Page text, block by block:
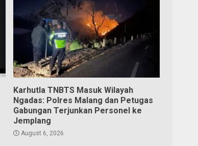
Karhutla TNBTS Masuk Wilayah
Ngadas: Polres Malang dan Petugas
Gabungan Terjunkan Personel ke
Jemplang
August 6, 2026